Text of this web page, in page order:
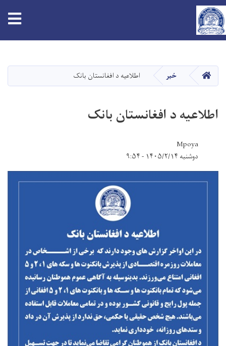
دانګل
کور خبر اطلاعیه د افغانستان بانک
اطلاعیه د افغانستان بانک
Mpoya
دوشنبه ۱۴۰۵/۲/۱۴ - ۹:۵۴